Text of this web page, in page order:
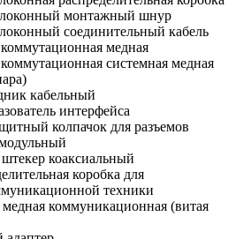
монтажный шнур
соединительный кабель
медная
системная медная
кабельный
интерфейса
колпачок для разъемов
коаксиальный
коробка для
техники
медная коммуникационная (витая